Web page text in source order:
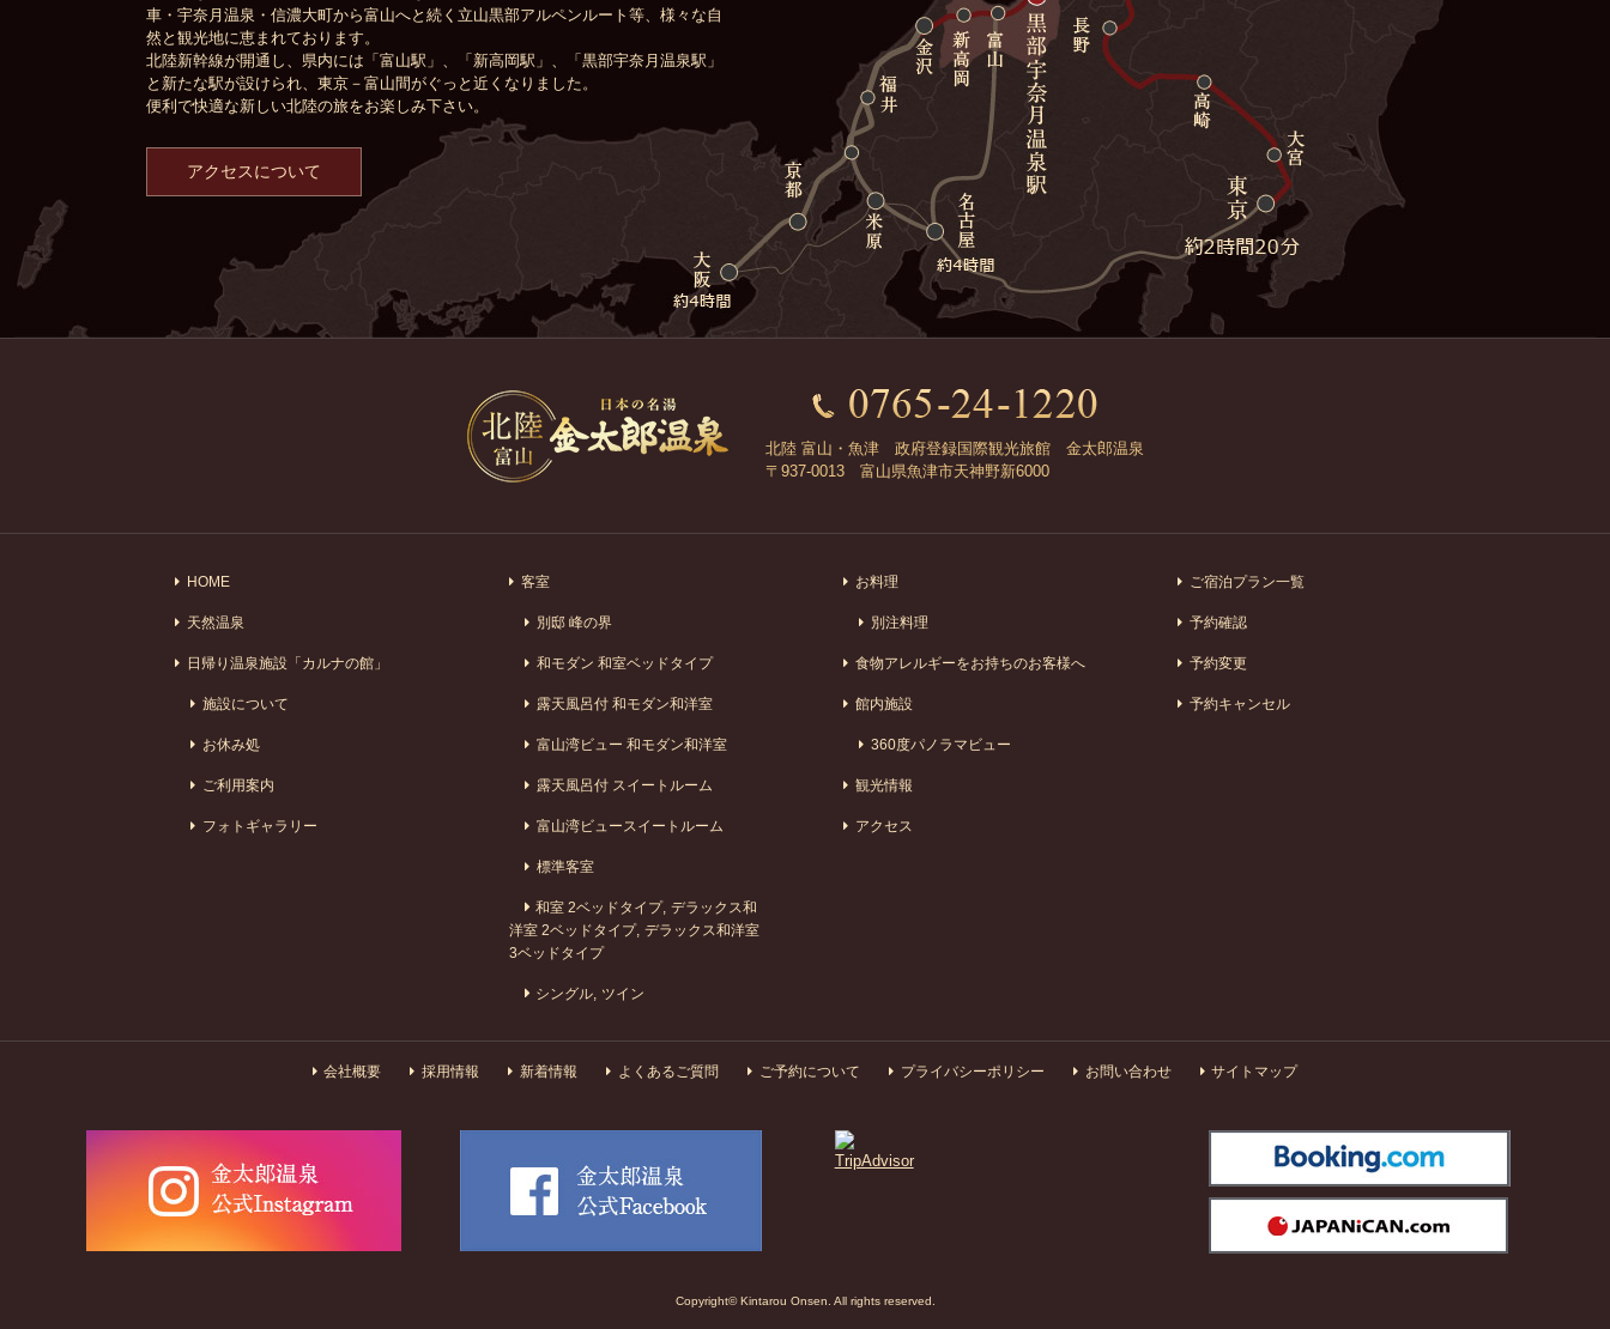
車・宇奈月温泉・信濃大町から富山へと続く立山黒部アルペンルート等、様々な自
然と観光地に恵まれております。
北陸新幹線が開通し、県内には「富山駅」、「新高岡駅」、「黒部宇奈月温泉駅」
と新たな駅が設けられ、東京－富山間がぐっと近くなりました。
便利で快適な新しい北陸の旅をお楽しみ下さい。
アクセスについて
北陸 富山・魚津 政府登録国際観光旅館 金太郎温泉
〒937-0013 富山県魚津市天神野新6000
HOME
天然温泉
日帰り温泉施設「カルナの館」
施設について
お休み処
ご利用案内
フォトギャラリー
客室
別邸 峰の界
和モダン 和室ベッドタイプ
露天風呂付 和モダン和洋室
富山湾ビュー 和モダン和洋室
露天風呂付 スイートルーム
富山湾ビュースイートルーム
標準客室
和室 2ベッドタイプ デラックス和
洋室 2ベッドタイプ デラックス和洋室
3ベッドタイプ
シングル ツイン
お料理
別注料理
食物アレルギーをお持ちのお客様へ
館内施設
360度パノラマビュー
観光情報
アクセス
ご宿泊プラン一覧
予約確認
予約変更
予約キャンセル
会社概要 採用情報 新着情報 よくあるご質問 ご予約について プライバシーポリシー お問い合わせ サイトマップ
Copyright© Kintarou Onsen. All rights reserved.